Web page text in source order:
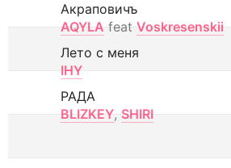
Акраповичъ
AQYLA feat Voskresenskii
Лето с меня
IHY
РАДА
BLIZKEY, SHIRI